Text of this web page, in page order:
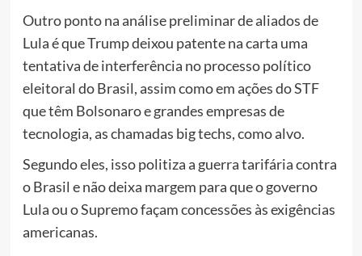
Outro ponto na análise preliminar de aliados de
Lula é que Trump deixou patente na carta uma
tentativa de interferência no processo político
eleitoral do Brasil, assim como em ações do STF
que têm Bolsonaro e grandes empresas de
tecnologia, as chamadas big techs, como alvo.
Segundo eles, isso politiza a guerra tarifária contra
o Brasil e não deixa margem para que o governo
Lula ou o Supremo façam concessões às exigências
americanas.